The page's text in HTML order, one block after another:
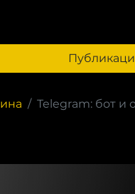
Telegram: бот и